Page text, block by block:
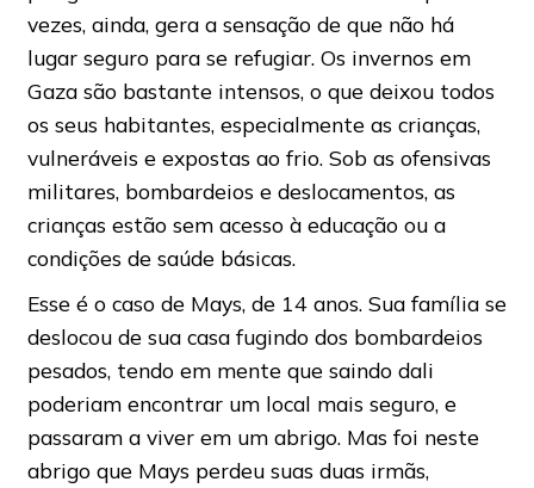
vezes, ainda, gera a sensação de que não há
lugar seguro para se refugiar. Os invernos em
Gaza são bastante intensos, o que deixou todos
os seus habitantes, especialmente as crianças,
vulneráveis e expostas ao frio. Sob as ofensivas
militares, bombardeios e deslocamentos, as
crianças estão sem acesso à educação ou a
condições de saúde básicas.
Esse é o caso de Mays, de 14 anos. Sua família se
deslocou de sua casa fugindo dos bombardeios
pesados, tendo em mente que saindo dali
poderiam encontrar um local mais seguro, e
passaram a viver em um abrigo. Mas foi neste
abrigo que Mays perdeu suas duas irmãs,